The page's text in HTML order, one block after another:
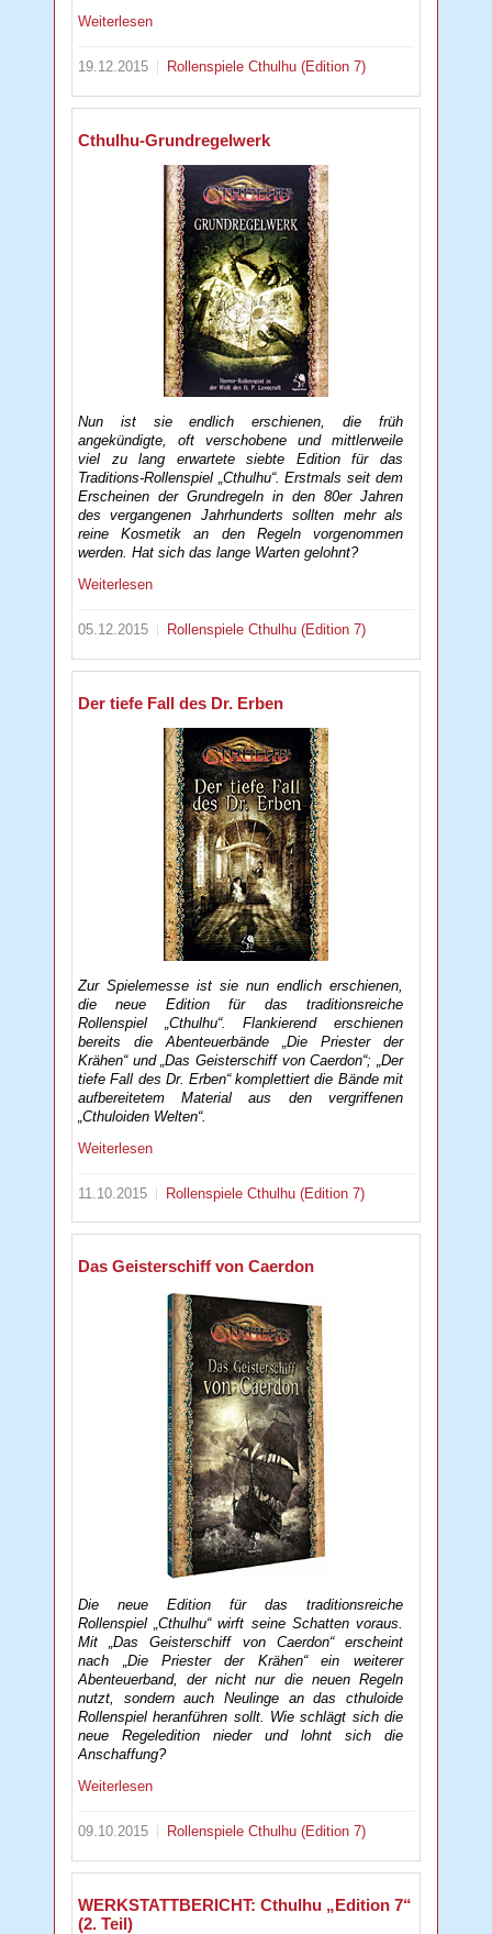
Weiterlesen
19.12.2015 RollenspieleCthulhu (Edition 7)
Cthulhu-Grundregelwerk
Nun ist sie endlich erschienen, die früh
angekündigte, oft verschobene und mittlerweile
viel zu lang erwartete siebte Edition für das
Traditions-Rollenspiel „Cthulhu“. Erstmals seit dem
Erscheinen der Grundregeln in den 80er Jahren
des vergangenen Jahrhunderts sollten mehr als
reine Kosmetik an den Regeln vorgenommen
werden. Hat sich das lange Warten gelohnt?
Weiterlesen
05.12.2015 RollenspieleCthulhu (Edition 7)
Der tiefe Fall des Dr. Erben
Zur Spielemesse ist sie nun endlich erschienen,
die neue Edition für das traditionsreiche
Rollenspiel „Cthulhu“. Flankierend erschienen
bereits die Abenteuerbände „Die Priester der
Krähen“ und „Das Geisterschiff von Caerdon“; „Der
tiefe Fall des Dr. Erben“ komplettiert die Bände mit
aufbereitetem Material aus den vergriffenen
„Cthuloiden Welten“.
Weiterlesen
11.10.2015 RollenspieleCthulhu (Edition 7)
Das Geisterschiff von Caerdon
Die neue Edition für das traditionsreiche
Rollenspiel „Cthulhu“ wirft seine Schatten voraus.
Mit „Das Geisterschiff von Caerdon“ erscheint
nach „Die Priester der Krähen“ ein weiterer
Abenteuerband, der nicht nur die neuen Regeln
nutzt, sondern auch Neulinge an das cthuloide
Rollenspiel heranführen sollt. Wie schlägt sich die
neue Regeledition nieder und lohnt sich die
Anschaffung?
Weiterlesen
09.10.2015 RollenspieleCthulhu (Edition 7)
WERKSTATTBERICHT: Cthulhu „Edition 7“
(2. Teil)